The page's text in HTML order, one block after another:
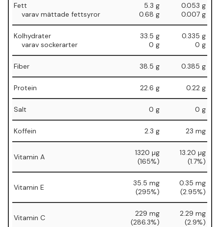
Fett
⁠⁠ varav mättade fettsyror
5.3 g⁠
⁠0.68 g
0.053 g
⁠⁠0.007 g
Kolhydrater⁠
⁠ varav sockerarter
33.5 g⁠
⁠0 g
0.335 g⁠
⁠0 g
Fiber 38.5 g 0.385 g
Protein 22.6 g 0.22 g
Salt 0 g 0 g
Koffein 2.3 g 23 mg
Vitamin A
1320 µg
(165%)
13.20 µg
(1.7%)
Vitamin E
35.5 mg
(295%)
0.35 mg
(2.95%)
Vitamin C
229 mg
(286.3%)
2.29 mg
(2.9%)